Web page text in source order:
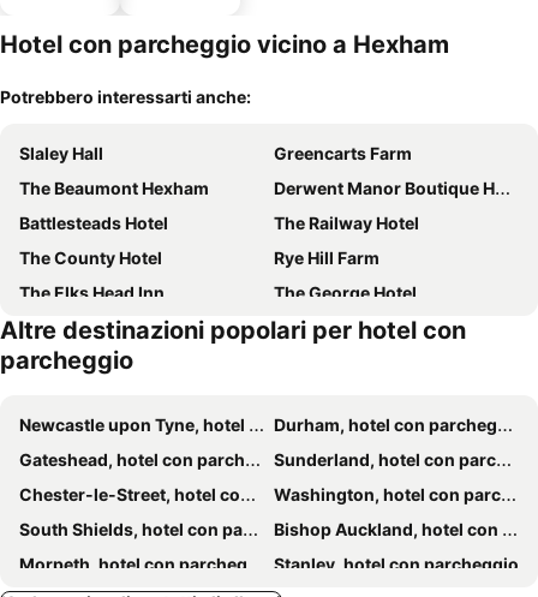
Hotel con parcheggio vicino a Hexham
Potrebbero interessarti anche:
Slaley Hall
Greencarts Farm
The Beaumont Hexham
Derwent Manor Boutique Hotel
Battlesteads Hotel
The Railway Hotel
The County Hotel
Rye Hill Farm
The Elks Head Inn
The George Hotel
Lord Crewe Arms
Altre destinazioni popolari per hotel con
parcheggio
Newcastle upon Tyne, hotel con parcheggio
Durham, hotel con parcheggio
Gateshead, hotel con parcheggio
Sunderland, hotel con parcheggio
Chester-le-Street, hotel con parcheggio
Washington, hotel con parcheggio
South Shields, hotel con parcheggio
Bishop Auckland, hotel con parcheggio
Morpeth, hotel con parcheggio
Stanley, hotel con parcheggio